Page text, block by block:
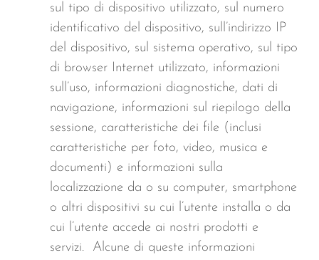
sul tipo di dispositivo utilizzato, sul numero
identificativo del dispositivo, sull’indirizzo IP
del dispositivo, sul sistema operativo, sul tipo
di browser Internet utilizzato, informazioni
sull’uso, informazioni diagnostiche, dati di
navigazione, informazioni sul riepilogo della
sessione, caratteristiche dei file (inclusi
caratteristiche per foto, video, musica e
documenti) e informazioni sulla
localizzazione da o su computer, smartphone
o altri dispositivi su cui l’utente installa o da
cui l’utente accede ai nostri prodotti e
servizi. Alcune di queste informazioni